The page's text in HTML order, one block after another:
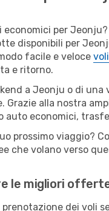
per
disponibili per
facile e veloce
e ritorno.
a Jeonju o di una
Grazie alla nostra
auto economici,
prossimo viaggio?
che volano verso
le migliori
prenotazione dei voli